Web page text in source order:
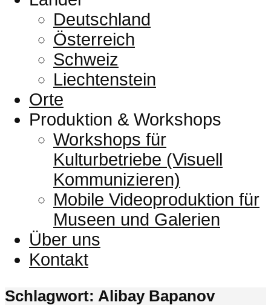
Deutschland
Österreich
Schweiz
Liechtenstein
Orte
Produktion & Workshops
Workshops für
Kulturbetriebe (Visuell
Kommunizieren)
Mobile Videoproduktion für
Museen und Galerien
Über uns
Kontakt
Schlagwort: Alibay Bapanov